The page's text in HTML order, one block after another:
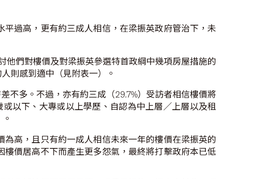
過高，更有約三成人相信，在梁振英政府管治下，未
他們對樓價及對梁振英參選特首政綱中幾項房屋措施的
則感到適中（見附表一）。
不多。不過，亦有約三成（29.7%）受訪者相信樓價將
以下、大專或以上學歷、自認為中上層／上層以及租
高，且只有約一成人相信未來一年的樓價在梁振英的
價居高不下而產生更多怨氣，最終將打擊政府本已低